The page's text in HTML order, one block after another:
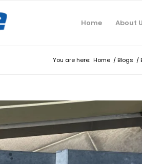
Home About
You are here: Home /Blogs /